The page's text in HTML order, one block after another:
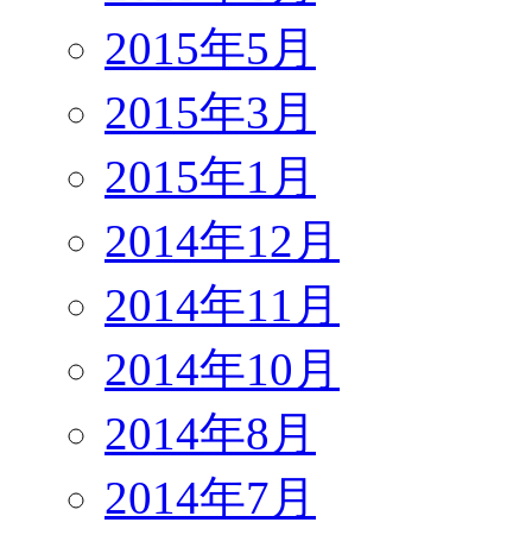
2015年5月
2015年3月
2015年1月
2014年12月
2014年11月
2014年10月
2014年8月
2014年7月